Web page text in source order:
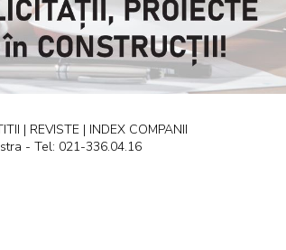
| REVISTE | INDEX COMPANII
- Tel: 021-336.04.16